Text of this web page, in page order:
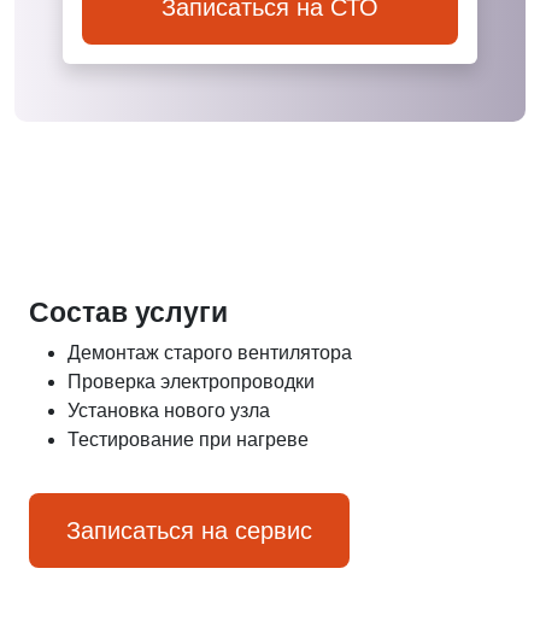
Записаться на СТО
Состав услуги
Демонтаж старого вентилятора
Проверка электропроводки
Установка нового узла
Тестирование при нагреве
Записаться на сервис